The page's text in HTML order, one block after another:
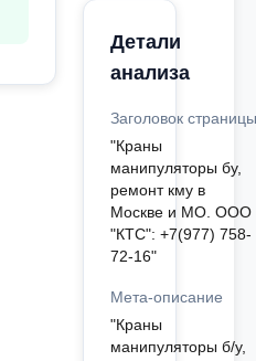
Детали
анализа
Заголовок страницы
"Краны
манипуляторы бу,
ремонт кму в
Москве и МО. ООО
"КТС": +7(977) 758-
72-16"
Мета-описание
"Краны
манипуляторы б/у,